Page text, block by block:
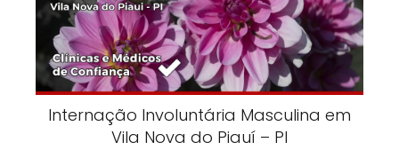
Internação Involuntária Masculina em
Vila Nova do Piauí – PI